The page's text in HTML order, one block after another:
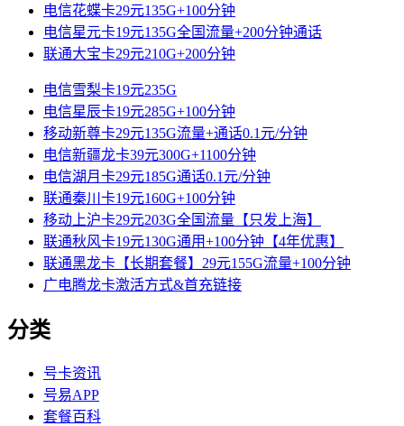
电信花蝶卡29元135G+100分钟
电信星元卡19元135G全国流量+200分钟通话
联通大宝卡29元210G+200分钟
电信雪梨卡19元235G
电信星辰卡19元285G+100分钟
移动新尊卡29元135G流量+通话0.1元/分钟
电信新疆龙卡39元300G+1100分钟
电信湖月卡29元185G通话0.1元/分钟
联通秦川卡19元160G+100分钟
移动上沪卡29元203G全国流量【只发上海】
联通秋风卡19元130G通用+100分钟【4年优惠】
联通黑龙卡【长期套餐】29元155G流量+100分钟
广电腾龙卡激活方式&首充链接
分类
号卡资讯
号易APP
套餐百科